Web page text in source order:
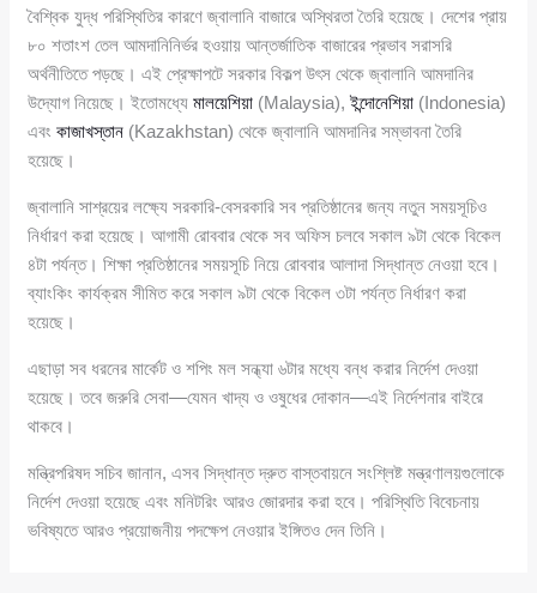
বৈশ্বিক যুদ্ধ পরিস্থিতির কারণে জ্বালানি বাজারে অস্থিরতা তৈরি হয়েছে। দেশের প্রায়
৮০ শতাংশ তেল আমদানিনির্ভর হওয়ায় আন্তর্জাতিক বাজারের প্রভাব সরাসরি
অর্থনীতিতে পড়ছে। এই প্রেক্ষাপটে সরকার বিকল্প উৎস থেকে জ্বালানি আমদানির
উদ্যোগ নিয়েছে। ইতোমধ্যেমালয়েশিয়া (Malaysia),ইন্দোনেশিয়া (Indonesia)
এবংকাজাখস্তান (Kazakhstan) থেকে জ্বালানি আমদানির সম্ভাবনা তৈরি
হয়েছে।
জ্বালানি সাশ্রয়ের লক্ষ্যে সরকারি-বেসরকারি সব প্রতিষ্ঠানের জন্য নতুন সময়সূচিও
নির্ধারণ করা হয়েছে। আগামী রোববার থেকে সব অফিস চলবে সকাল ৯টা থেকে বিকেল
৪টা পর্যন্ত। শিক্ষা প্রতিষ্ঠানের সময়সূচি নিয়ে রোববার আলাদা সিদ্ধান্ত নেওয়া হবে।
ব্যাংকিং কার্যক্রম সীমিত করে সকাল ৯টা থেকে বিকেল ৩টা পর্যন্ত নির্ধারণ করা
হয়েছে।
এছাড়া সব ধরনের মার্কেট ও শপিং মল সন্ধ্যা ৬টার মধ্যে বন্ধ করার নির্দেশ দেওয়া
হয়েছে। তবে জরুরি সেবা—যেমন খাদ্য ও ওষুধের দোকান—এই নির্দেশনার বাইরে
থাকবে।
মন্ত্রিপরিষদ সচিব জানান, এসব সিদ্ধান্ত দ্রুত বাস্তবায়নে সংশ্লিষ্ট মন্ত্রণালয়গুলোকে
নির্দেশ দেওয়া হয়েছে এবং মনিটরিং আরও জোরদার করা হবে। পরিস্থিতি বিবেচনায়
ভবিষ্যতে আরও প্রয়োজনীয় পদক্ষেপ নেওয়ার ইঙ্গিতও দেন তিনি।